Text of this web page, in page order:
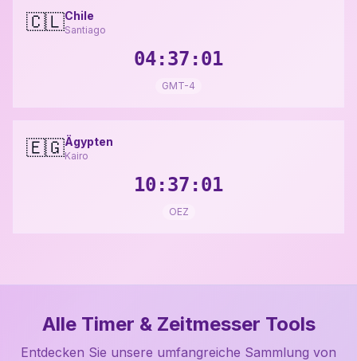
🇨🇱Chile
Santiago
04:37:02
GMT-4
🇪🇬Ägypten
Kairo
10:37:02
OEZ
Alle Timer & Zeitmesser Tools
Entdecken Sie unsere umfangreiche Sammlung von